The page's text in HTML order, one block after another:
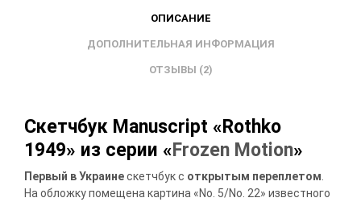
ОПИСАНИЕ
ДОПОЛНИТЕЛЬНАЯ ИНФОРМАЦИЯ
ОТЗЫВЫ (2)
Скетчбук Manuscript «Rothko
1949» из серии «Frozen Motion»
Первый в Украинескетчбук с открытым переплетом
На обложку помещена картина «No. 5/No. 22» известного